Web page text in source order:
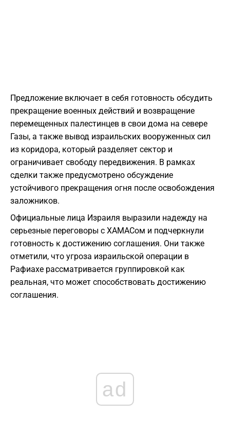
Предложение включает в себя готовность обсудить
прекращение военных действий и возвращение
перемещенных палестинцев в свои дома на севере
Газы, а также вывод израильских вооруженных сил
из коридора, который разделяет сектор и
ограничивает свободу передвижения. В рамках
сделки также предусмотрено обсуждение
устойчивого прекращения огня после освобождения
заложников.
Официальные лица Израиля выразили надежду на
серьезные переговоры с ХАМАСом и подчеркнули
готовность к достижению соглашения. Они также
отметили, что угроза израильской операции в
Рафиахе рассматривается группировкой как
реальная, что может способствовать достижению
соглашения.
ad